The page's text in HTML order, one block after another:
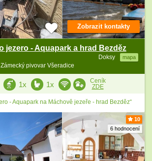
jezero - Aquapark a hrad Bezděz
Doksy mapa
pivovar Všeradice
Zobrazit kontakty
1x 1x
Ceník
ZDE
- Aquapark na Máchově jezeře - hrad Bezděz“
10
6 hodnocení